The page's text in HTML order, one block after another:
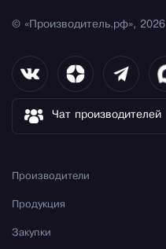
© «Производитель.рф», 2026
Чат производителей
Производители
Продукция
Закупки